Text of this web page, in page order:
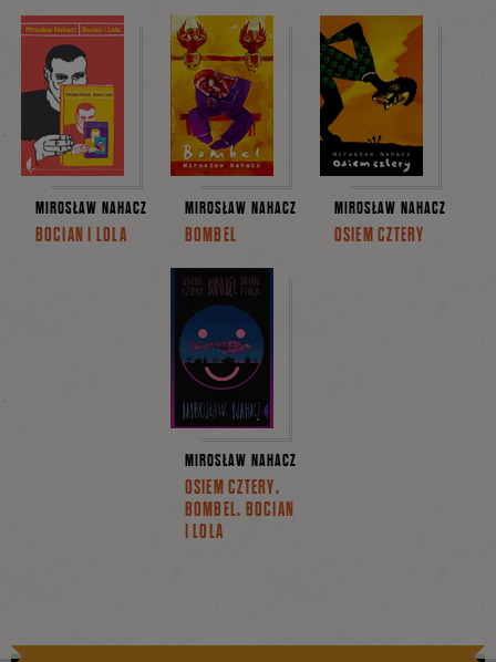
MIROSŁAW NAHACZ
BOCIAN I LOLA
MIROSŁAW NAHACZ
BOMBEL
MIROSŁAW NAHACZ
OSIEM CZTERY
MIROSŁAW NAHACZ
OSIEM CZTERY.
BOMBEL. BOCIAN
I LOLA